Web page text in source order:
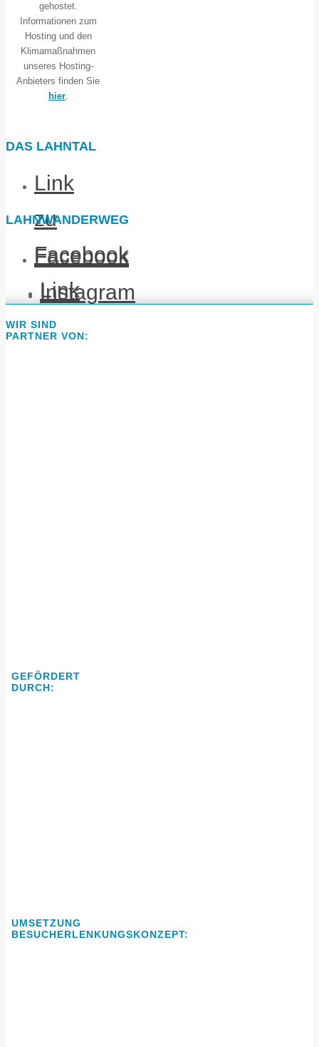
gehostet.
Informationen zum
Hosting und den
Klimamaßnahmen
unseres Hosting-
Anbieters finden Sie
hier.
DAS LAHNTAL
Link
zu
Facebook
Link
zu
LAHNWANDERWEG
Facebook
Instagram
Website
WIR SIND
PARTNER VON:
GEFÖRDERT
DURCH:
UMSETZUNG
BESUCHERLENKUNGSKONZEPT: